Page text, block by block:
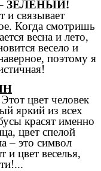
ЗЕЛЁНЫЙ!
и связывает
Когда смотришь
весна и лето,
весело и
поэтому я
цвет человек
яркий из всех
красят именно
цвет спелой
– это символ
цвет веселья,